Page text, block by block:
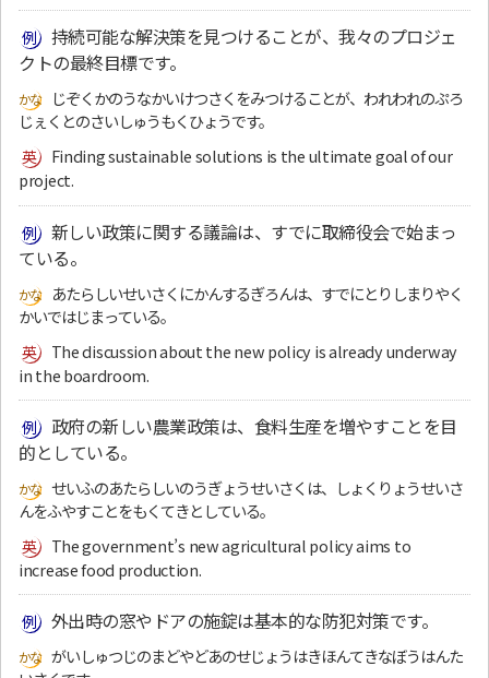
持続可能な解決策を見つけることが、我々のプロジェ
クトの最終目標です。
じぞくかのうなかいけつさくをみつけることが、われわれのぷろ
じぇくとのさいしゅうもくひょうです。
Finding sustainable solutions is the ultimate goal of our
project.
新しい政策に関する議論は、すでに取締役会で始まっ
ている。
あたらしいせいさくにかんするぎろんは、すでにとりしまりやく
かいではじまっている。
The discussion about the new policy is already underway
in the boardroom.
政府の新しい農業政策は、食料生産を増やすことを目
的としている。
せいふのあたらしいのうぎょうせいさくは、しょくりょうせいさ
んをふやすことをもくてきとしている。
The government’s new agricultural policy aims to
increase food production.
外出時の窓やドアの施錠は基本的な防犯対策です。
がいしゅつじのまどやどあのせじょうはきほんてきなぼうはんた